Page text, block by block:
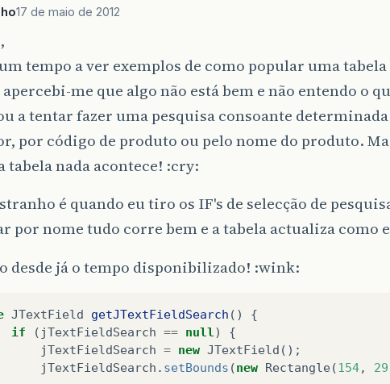
17 de maio de 2012
tempo a ver exemplos de como popular uma tabela
me que algo não está bem e não entendo o
a tentar fazer uma pesquisa consoante determinada
por código de produto ou pelo nome do produto.
tabela nada acontece! :cry:
é quando eu tiro os IF's de selecção de
por nome tudo corre bem e a tabela actualiza como
desde já o tempo disponibilizado! :wink:
JTextField getJTextFieldSearch ()
{
if
( jTextFieldSearch == null )
{
jTextFieldSearch = new JTextField ();
jTextFieldSearch . setBounds (new Rectangle(154, 29